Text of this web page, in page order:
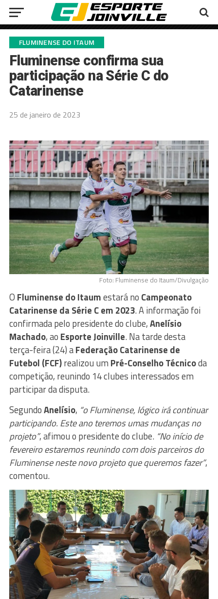
FLUMINENSE DO ITAUM
Fluminense confirma sua
participação na Série C do
Catarinense
25 de janeiro de 2023
Foto: Fluminense do Itaum/Divulgação
O Fluminense do Itaumestará no Campeonato
Catarinense da Série C em 2023. A informação foi
confirmada pelo presidente do clube,Anelísio
Machado, ao Esporte Joinville. Na tarde desta
terça-feira (24) aFederação Catarinense de
Futebol (FCF)realizou um Pré-Conselho Técnicoda
competição, reunindo 14 clubes interessados em
participar da disputa.
SegundoAnelísio, “o Fluminense, lógico irá continuar
participando. Este ano teremos umas mudanças no
projeto”, afimou o presidente do clube. “No início de
fevereiro estaremos reunindo com dois parceiros do
Fluminense neste novo projeto que queremos fazer”,
comentou.